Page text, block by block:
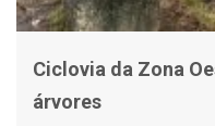
Ciclovia da Zona
árvores